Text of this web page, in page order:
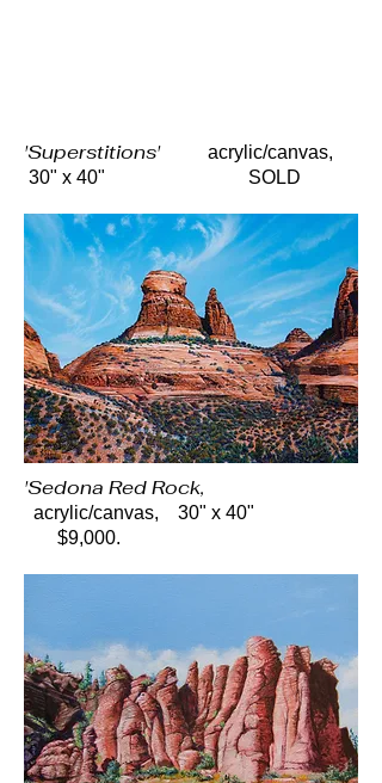
'Superstitions'
acrylic/canvas,
30" x 40" SOLD
'Sedona Red Rock,
acrylic/canvas, 30" x 40"
$9,000.